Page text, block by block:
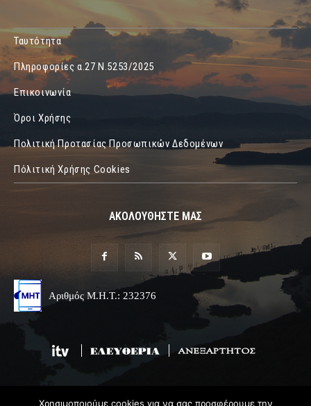
Ταυτότητα
Πληροφορίες α.27 Ν.5253/2025
Επικοινωνία
Όροι Χρήσης
Πολιτική Προτασίας Προσωπικών Δεδομένων
Πόλιτική Χρήσης Cookies
ΑΚΟΛΟΥΘΗΣΤΕ ΜΑΣ
Αριθμός Μ.Η.Τ.: 232376
Χρησιμοποιούμε cookies για να σας προσφέρουμε την